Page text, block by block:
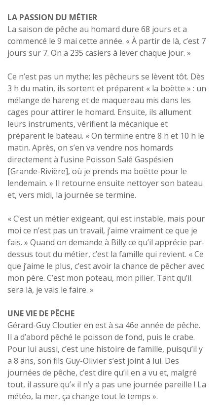
LA PASSION DU MÉTIER
La saison de pêche au homard dure 68 jours et a
commencé le 9 mai cette année. « À partir de là, c’est 7
jours sur 7. On a 235 casiers à lever chaque jour. »
Ce n’est pas un mythe; les pêcheurs se lèvent tôt. Dès
3 h du matin, ils sortent et préparent « la boëtte » : un
mélange de hareng et de maquereau mis dans les
cages pour attirer le homard. Ensuite, ils allument
leurs instruments, vérifient la mécanique et
préparent le bateau. « On termine entre 8 h et 10 h le
matin. Après, on s’en va vendre nos homards
directement à l’usine Poisson Salé Gaspésien
[Grande-Rivière], où je prends ma boëtte pour le
lendemain. » Il retourne ensuite nettoyer son bateau
et, vers midi, la journée se termine.
« C’est un métier exigeant, qui est instable, mais pour
moi ce n’est pas un travail, j’aime vraiment ce que je
fais. » Quand on demande à Billy ce qu’il apprécie par-
dessus tout du métier, c’est la famille qui revient. « Ce
que j’aime le plus, c’est avoir la chance de pêcher avec
mon père. C’est mon poteau, mon pilier. Tant qu’il
sera là, je vais le faire. »
UNE VIE DE PÊCHE
Gérard-Guy Cloutier en est à sa 46e année de pêche.
Il a d’abord pêché le poisson de fond, puis le crabe.
Pour lui aussi, c’est une histoire de famille, puisqu’il y
a 8 ans, son fils Guy-Olivier s’est joint à lui. Des
journées de pêche, c’est dire qu’il en a vu et, malgré
tout, il assure qu’« il n’y a pas une journée pareille ! La
météo, la mer, ça change tout le temps ».